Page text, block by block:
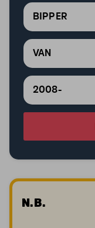
BIPPER
VAN
2008-
N.B.